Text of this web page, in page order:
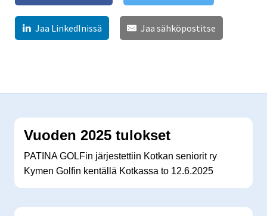
Jaa LinkedInissä Jaa sähköpostitse
Vuoden 2025 tulokset
PATINA GOLFin järjestettiin Kotkan seniorit ry
Kymen Golfin kentällä Kotkassa to 12.6.2025